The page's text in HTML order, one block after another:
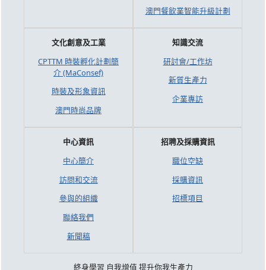
澳門餐飲業智能升級計劃
文化創意及工業
CPTTM 時裝孵化計劃簡
介 (MaConsef)
時裝及形象資訊
澳門時尚品牌
知識交流
研討會/工作坊
新質生產力
企業專訪
中心資訊
中心簡介
訪問和交流
參與的組織
聯絡我們
新聞稿
招聘及採購資訊
職位空缺
採購資訊
招標項目
終身學習 自我增值 提升你我生產力